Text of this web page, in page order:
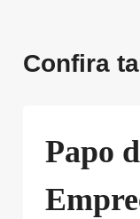
Confira
Papo